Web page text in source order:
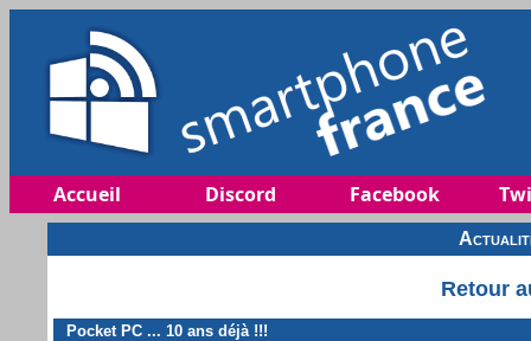
Accueil Discord Facebook
Retour
Pocket PC ... 10 ans déjà !!!